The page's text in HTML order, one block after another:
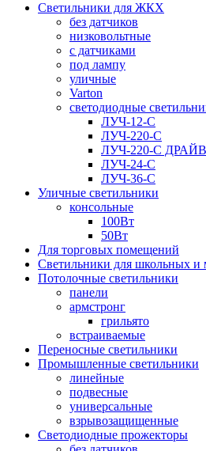
Светильники для ЖКХ
без датчиков
низковольтные
с датчиками
под лампу
уличные
Varton
светодиодные
ЛУЧ-12-С
ЛУЧ-220-С
ЛУЧ-220-С ДРАЙВ
ЛУЧ-24-С
ЛУЧ-36-С
Уличные светильники
консольные
100Вт
50Вт
Для торговых помещений
Светильники для школьных и
Потолочные светильники
панели
армстронг
грильято
встраиваемые
Переносные светильники
Промышленные светильники
линейные
подвесные
универсальные
взрывозащищенные
Светодиодные прожекторы